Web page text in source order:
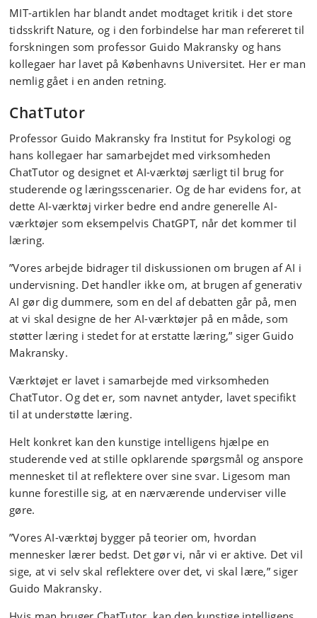
MIT-artiklen har blandt andet modtaget kritik i det store
tidsskrift Nature, og i den forbindelse har man refereret til
forskningen som professor Guido Makransky og hans
kollegaer har lavet på Københavns Universitet. Her er man
nemlig gået i en anden retning.
ChatTutor
Professor Guido Makransky fra Institut for Psykologi og
hans kollegaer har samarbejdet med virksomheden
ChatTutor og designet et AI-værktøj særligt til brug for
studerende og læringsscenarier. Og de har evidens for, at
dette AI-værktøj virker bedre end andre generelle AI-
værktøjer som eksempelvis ChatGPT, når det kommer til
læring.
”Vores arbejde bidrager til diskussionen om brugen af AI i
undervisning. Det handler ikke om, at brugen af generativ
AI gør dig dummere, som en del af debatten går på, men
at vi skal designe de her AI-værktøjer på en måde, som
støtter læring i stedet for at erstatte læring,” siger Guido
Makransky.
Værktøjet er lavet i samarbejde med virksomheden
ChatTutor. Og det er, som navnet antyder, lavet specifikt
til at understøtte læring.
Helt konkret kan den kunstige intelligens hjælpe en
studerende ved at stille opklarende spørgsmål og anspore
mennesket til at reflektere over sine svar. Ligesom man
kunne forestille sig, at en nærværende underviser ville
gøre.
”Vores AI-værktøj bygger på teorier om, hvordan
mennesker lærer bedst. Det gør vi, når vi er aktive. Det vil
sige, at vi selv skal reflektere over det, vi skal lære,” siger
Guido Makransky.